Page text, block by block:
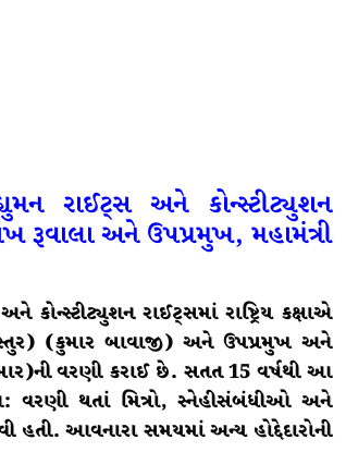
રાઈટ્સ અનેકોન્સ્ટીટ્યુશન
રૂવાલા અને ઉપપ્રમુખ, મહામંત્રી
રાઈટ્સમાં રાષ્ટ્રિય કક્ષાએ
(કુમાર બાવાજી) અને ઉપપ્રમુખ અને
વરણી કરાઈ છે. સતત 15 વર્ષથી આ
વરણી થતાં મિત્રો, સ્નેહીસંબંધીઓ અને
આવનારા સમયમાં અન્ય હોદ્દેદારોની